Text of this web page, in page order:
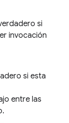
si
invocación
si esta
entre las